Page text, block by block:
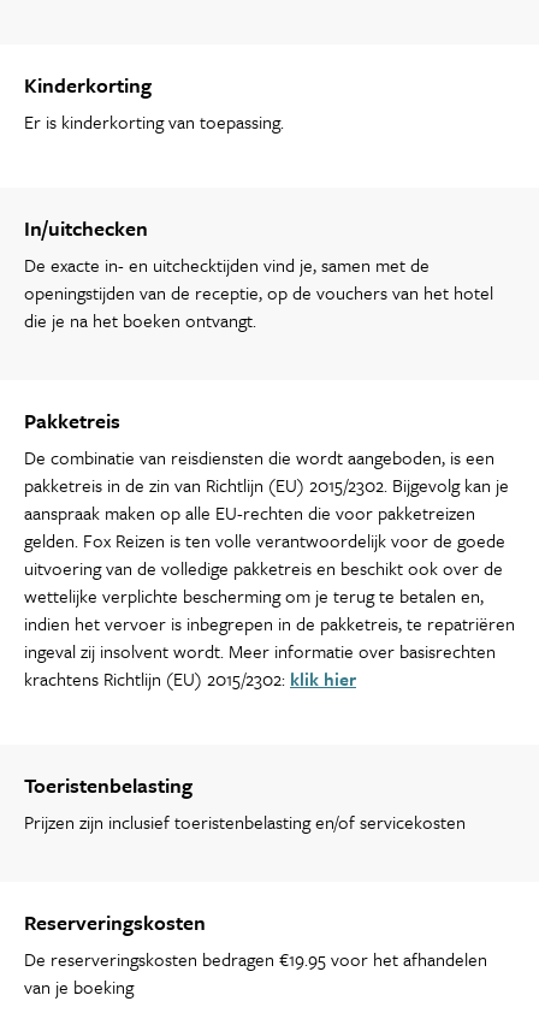
Kinderkorting
Er is kinderkorting van toepassing.
In/uitchecken
De exacte in- en uitchecktijden vind je, samen met de
openingstijden van de receptie, op de vouchers van het hotel
die je na het boeken ontvangt.
Pakketreis
De combinatie van reisdiensten die wordt aangeboden, is een
pakketreis in de zin van Richtlijn (EU) 2015/2302. Bijgevolg kan je
aanspraak maken op alle EU-rechten die voor pakketreizen
gelden. Fox Reizen is ten volle verantwoordelijk voor de goede
uitvoering van de volledige pakketreis en beschikt ook over de
wettelijke verplichte bescherming om je terug te betalen en,
indien het vervoer is inbegrepen in de pakketreis, te repatriëren
ingeval zij insolvent wordt. Meer informatie over basisrechten
krachtens Richtlijn (EU) 2015/2302: klik hier
Toeristenbelasting
Prijzen zijn inclusief toeristenbelasting en/of servicekosten
Reserveringskosten
De reserveringskosten bedragen €19.95 voor het afhandelen
van je boeking